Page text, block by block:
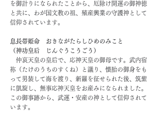
を御計りになられたことから、厄除け開運の御神徳
と共に、わが国文教の祖、殖産興業の守護神として
信仰されています。
息長帯姫命 おきながたらしひめのみこと
（神功皇后 じんぐうこうごう）
仲哀天皇の皇后で、応神天皇の御母です。武内宿
祢（たけのうちのすくね）と議り、懐胎の御身をも
って男装して海を渡り、新羅を征せられた後、筑紫
に凱旋し、無事応神天皇をお産みになられました。
この御事跡から、武運・安産の神として信仰されて
います。